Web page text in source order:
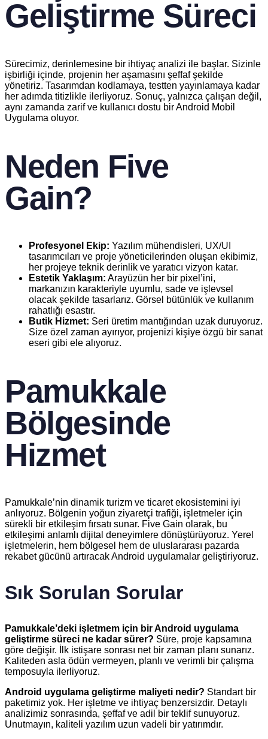
Geliştirme Süreci
Sürecimiz, derinlemesine bir ihtiyaç analizi ile başlar. Sizinle
işbirliği içinde, projenin her aşamasını şeffaf şekilde
yönetiriz. Tasarımdan kodlamaya, testten yayınlamaya kadar
her adımda titizlikle ilerliyoruz. Sonuç, yalnızca çalışan değil,
aynı zamanda zarif ve kullanıcı dostu bir Android Mobil
Uygulama oluyor.
Neden Five
Gain?
Profesyonel Ekip: Yazılım mühendisleri, UX/UI
tasarımcıları ve proje yöneticilerinden oluşan ekibimiz,
her projeye teknik derinlik ve yaratıcı vizyon katar.
Estetik Yaklaşım: Arayüzün her bir pixel’ini,
markanızın karakteriyle uyumlu, sade ve işlevsel
olacak şekilde tasarlarız. Görsel bütünlük ve kullanım
rahatlığı esastır.
Butik Hizmet: Seri üretim mantığından uzak duruyoruz.
Size özel zaman ayırıyor, projenizi kişiye özgü bir sanat
eseri gibi ele alıyoruz.
Pamukkale
Bölgesinde
Hizmet
Pamukkale’nin dinamik turizm ve ticaret ekosistemini iyi
anlıyoruz. Bölgenin yoğun ziyaretçi trafiği, işletmeler için
sürekli bir etkileşim fırsatı sunar. Five Gain olarak, bu
etkileşimi anlamlı dijital deneyimlere dönüştürüyoruz. Yerel
işletmelerin, hem bölgesel hem de uluslararası pazarda
rekabet gücünü artıracak Android uygulamalar geliştiriyoruz.
Sık Sorulan Sorular
Pamukkale’deki işletmem için bir Android uygulama
geliştirme süreci ne kadar sürer? Süre, proje kapsamına
göre değişir. İlk istişare sonrası net bir zaman planı sunarız.
Kaliteden asla ödün vermeyen, planlı ve verimli bir çalışma
temposuyla ilerliyoruz.
Android uygulama geliştirme maliyeti nedir? Standart bir
paketimiz yok. Her işletme ve ihtiyaç benzersizdir. Detaylı
analizimiz sonrasında, şeffaf ve adil bir teklif sunuyoruz.
Unutmayın, kaliteli yazılım uzun vadeli bir yatırımdır.